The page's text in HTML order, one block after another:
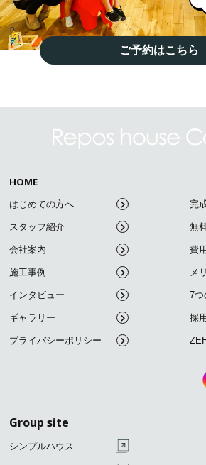
ご予約はこちら
HOME
はじめての方へ
スタッフ紹介
会社案内
施工事例
インタビュー
ギャラリー
プライバシーポリシー
完
無
費
メ
7つ
採
Group site
シンプルハウス